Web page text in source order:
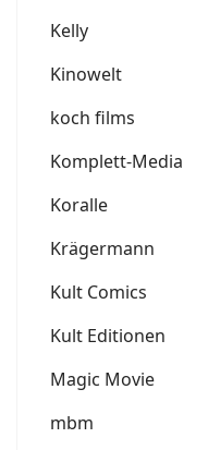
Kelly
Kinowelt
koch films
Komplett-Media
Koralle
Krägermann
Kult Comics
Kult Editionen
Magic Movie
mbm